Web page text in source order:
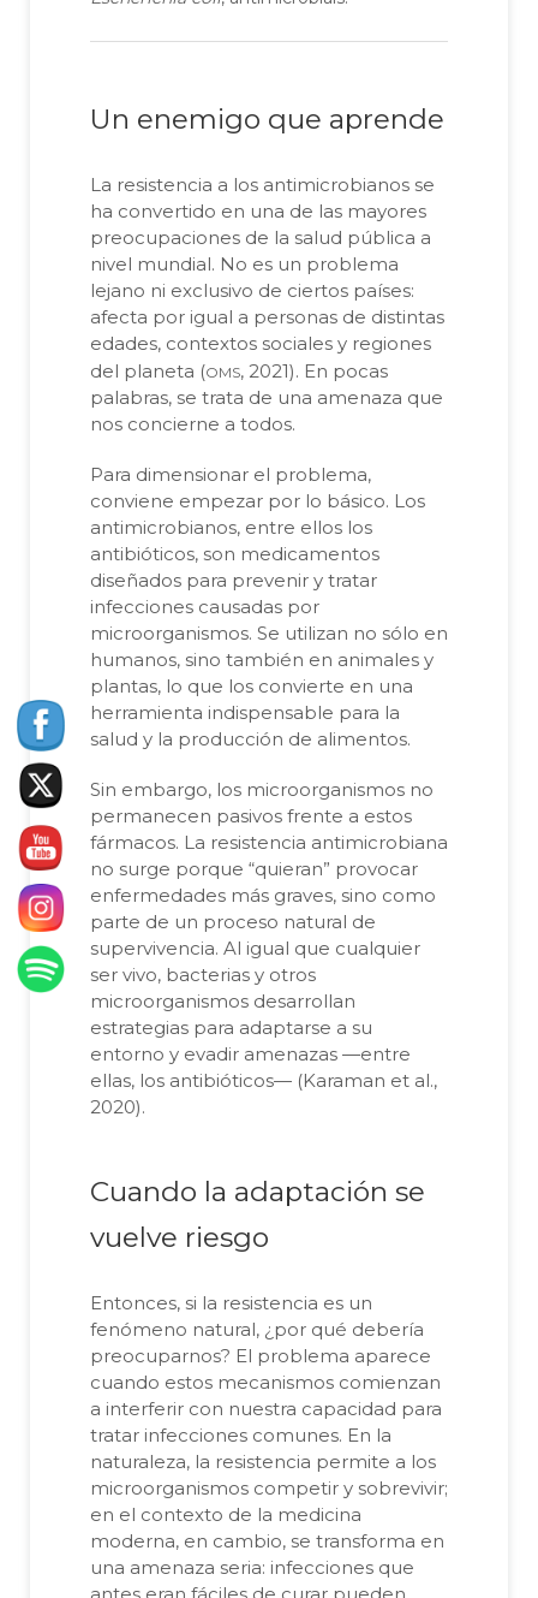
Un enemigo que aprende
La resistencia a los antimicrobianos se
ha convertido en una de las mayores
preocupaciones de la salud pública a
nivel mundial. No es un problema
lejano ni exclusivo de ciertos países:
afecta por igual a personas de distintas
edades, contextos sociales y regiones
del planeta (oms, 2021). En pocas
palabras, se trata de una amenaza que
nos concierne a todos.
Para dimensionar el problema,
conviene empezar por lo básico. Los
antimicrobianos, entre ellos los
antibióticos, son medicamentos
diseñados para prevenir y tratar
infecciones causadas por
microorganismos. Se utilizan no sólo en
humanos, sino también en animales y
plantas, lo que los convierte en una
herramienta indispensable para la
salud y la producción de alimentos.
Sin embargo, los microorganismos no
permanecen pasivos frente a estos
fármacos. La resistencia antimicrobiana
no surge porque “quieran” provocar
enfermedades más graves, sino como
parte de un proceso natural de
supervivencia. Al igual que cualquier
ser vivo, bacterias y otros
microorganismos desarrollan
estrategias para adaptarse a su
entorno y evadir amenazas —entre
ellas, los antibióticos— (Karaman et al.,
2020).
Cuando la adaptación se
vuelve riesgo
Entonces, si la resistencia es un
fenómeno natural, ¿por qué debería
preocuparnos? El problema aparece
cuando estos mecanismos comienzan
a interferir con nuestra capacidad para
tratar infecciones comunes. En la
naturaleza, la resistencia permite a los
microorganismos competir y sobrevivir;
en el contexto de la medicina
moderna, en cambio, se transforma en
una amenaza seria: infecciones que